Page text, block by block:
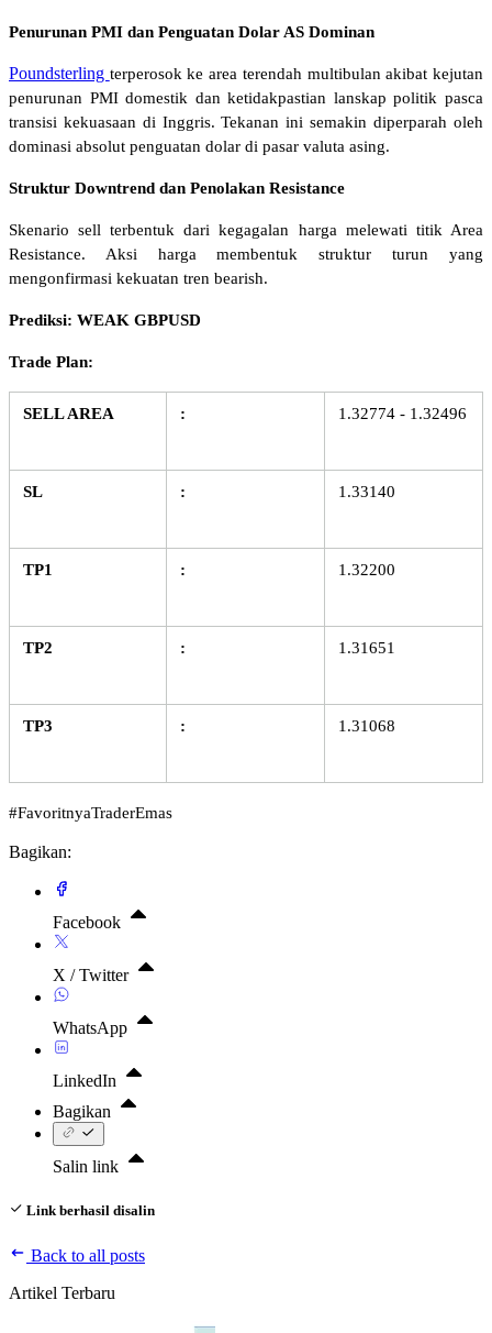
Penurunan PMI dan Penguatan Dolar AS Dominan
Poundsterling terperosok ke area terendah multibulan akibat kejutan
penurunan PMI domestik dan ketidakpastian lanskap politik pasca
transisi kekuasaan di Inggris. Tekanan ini semakin diperparah oleh
dominasi absolut penguatan dolar di pasar valuta asing.
Struktur Downtrend dan Penolakan Resistance
Skenario sell terbentuk dari kegagalan harga melewati titik Area
Resistance. Aksi harga membentuk struktur turun yang
mengonfirmasi kekuatan tren bearish.
Prediksi: WEAK GBPUSD
Trade Plan:
SELL AREA : 1.32774 - 1.32496
SL : 1.33140
TP1 : 1.32200
TP2 : 1.31651
TP3 : 1.31068
#FavoritnyaTraderEmas
Bagikan:
Facebook
X / Twitter
WhatsApp
LinkedIn
Bagikan
Salin link
Link berhasil disalin
Back to all posts
Artikel Terbaru